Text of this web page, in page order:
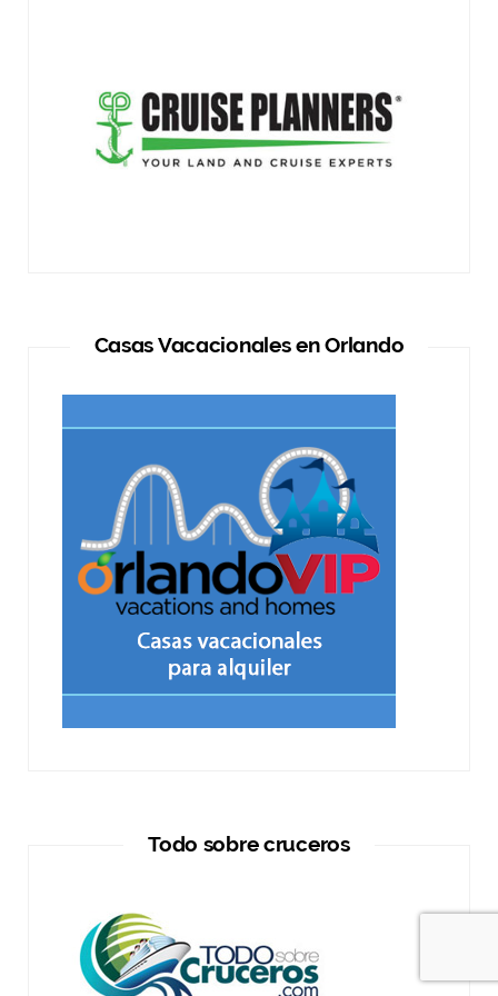
Casas Vacacionales en Orlando
Todo sobre cruceros